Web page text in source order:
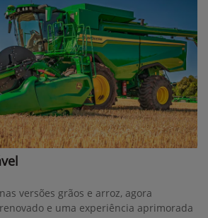
versões grãos e arroz, agora
e uma experiência aprimorada